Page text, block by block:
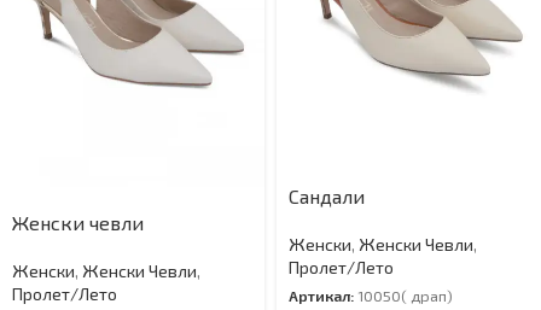
Женски чевли
Женски, Женски Чевли,
Пролет/Лето
Сандали
Женски, Женски Чевли,
Пролет/Лето
Артикал: 10050( драп)